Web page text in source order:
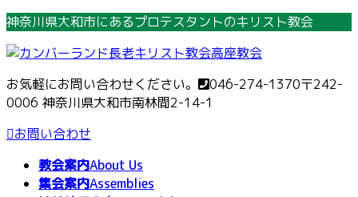
コ
テ
ン
ツ
へ
ス
ナ
ゲ
ー
シ
ョ
ン
神奈川県大和市にあるプロテスタントのキリスト教会
お気軽にお問い合わせください。 046-274-1370〒242-
0006 神奈川県大和市南林間2-14-1
お問い合わせ
教会案内About Us
集会案内Assemblies